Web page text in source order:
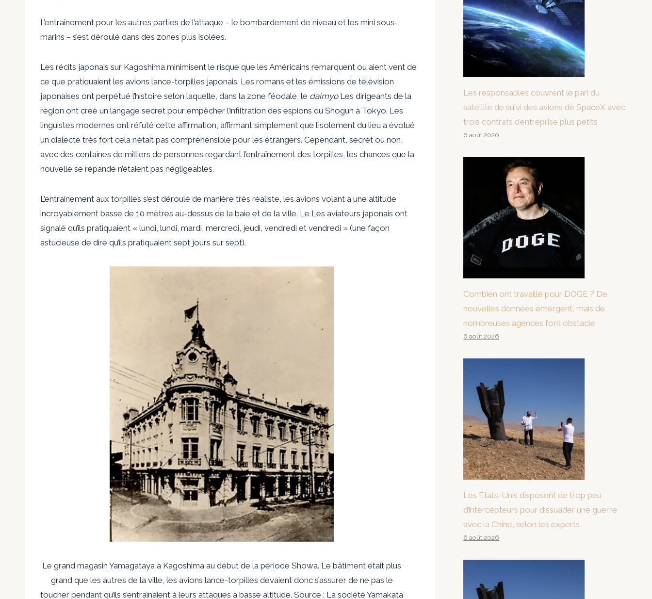
L’entraînement pour les autres parties de l’attaque – le bombardement de niveau et les mini sous-
marins – s’est déroulé dans des zones plus isolées.
Les récits japonais sur Kagoshima minimisent le risque que les Américains remarquent ou aient vent de
ce que pratiquaient les avions lance-torpilles japonais. Les romans et les émissions de télévision
japonaises ont perpétué l’histoire selon laquelle, dans la zone féodale, le daimyoLes dirigeants de la
région ont créé un langage secret pour empêcher l’infiltration des espions du Shogun à Tokyo. Les
linguistes modernes ont réfuté cette affirmation, affirmant simplement que l’isolement du lieu a évolué
un dialecte très fort cela n’était pas compréhensible pour les étrangers. Cependant, secret ou non,
avec des centaines de milliers de personnes regardant l’entraînement des torpilles, les chances que la
nouvelle se répande n’étaient pas négligeables.
L’entraînement aux torpilles s’est déroulé de manière très réaliste, les avions volant à une altitude
incroyablement basse de 10 mètres au-dessus de la baie et de la ville. Le Les aviateurs japonais ont
signalé qu’ils pratiquaient « lundi, lundi, mardi, mercredi, jeudi, vendredi et vendredi » (une façon
astucieuse de dire qu’ils pratiquaient sept jours sur sept).
Le grand magasin Yamagataya à Kagoshima au début de la période Showa. Le bâtiment était plus
grand que les autres de la ville, les avions lance-torpilles devaient donc s’assurer de ne pas le
toucher pendant qu’ils s’entraînaient à leurs attaques à basse altitude. Source : La société Yamakata
Les responsables couvrent le pari du
satellite de suivi des avions de SpaceX avec
trois contrats d’entreprise plus petits
6 août 2026
Combien ont travaillé pour DOGE ? De
nouvelles données émergent, mais de
nombreuses agences font obstacle
6 août 2026
Les États-Unis disposent de trop peu
d’intercepteurs pour dissuader une guerre
avec la Chine, selon les experts
6 août 2026